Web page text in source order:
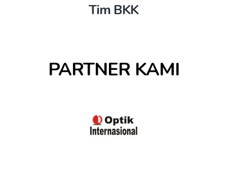
Tim BKK
PARTNER KAMI